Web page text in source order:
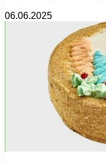
06.06.2025